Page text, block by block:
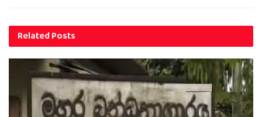
RelatedPosts